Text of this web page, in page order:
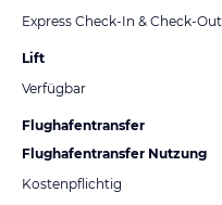
Express Check-In & Check-Out
Lift
Verfügbar
Flughafentransfer
Flughafentransfer Nutzung
Kostenpflichtig